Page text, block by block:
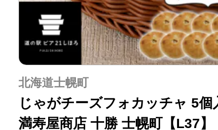
北海道士幌町
じゃがチーズフォカッチャ 5
満寿屋商店 十勝 士幌町【L37】